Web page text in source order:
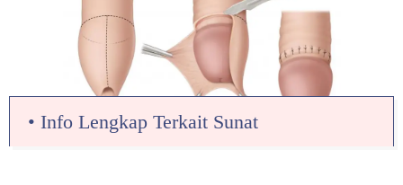
• Info Lengkap Terkait Sunat